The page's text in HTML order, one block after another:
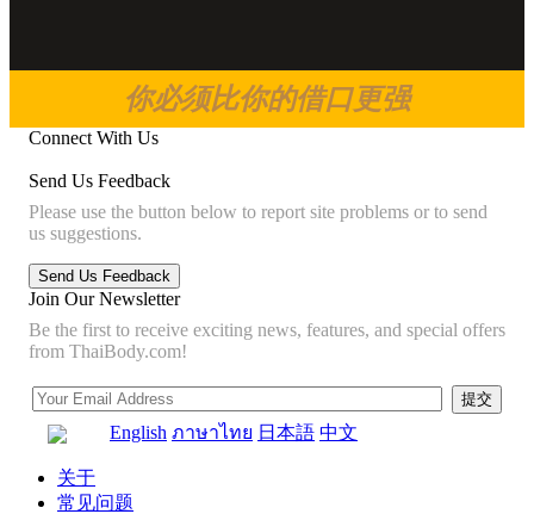
你必须比你的借口更强
Connect With Us
Send Us Feedback
Please use the button below to report site problems or to send
us suggestions.
Join Our Newsletter
Be the first to receive exciting news, features, and special offers
from ThaiBody.com!
English ภาษาไทย 日本語 中文
关于
常见问题